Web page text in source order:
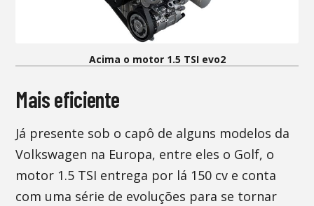
Acima o motor 1.5 TSI evo2
Mais eficiente
Já presente sob o capô de alguns modelos da
Volkswagen na Europa, entre eles o Golf, o
motor 1.5 TSI entrega por lá 150 cv e conta
com uma série de evoluções para se tornar